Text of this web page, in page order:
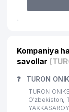
21
MARCO
MChJ
23 KEY
25
AVDET
Kompaniya
savollar
❓ TURON
TURON
O'zbekiston,